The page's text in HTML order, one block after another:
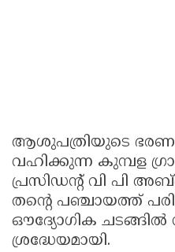
ആശുപത്രിയുടെ
വഹിക്കുന്ന കുമ്പള
പ്രസിഡന്റ് വി പി
തന്റെ പഞ്ചായത്ത്
ഔദ്യോഗിക ചടങ്ങിൽ
ശ്രദ്ധേയമായി.